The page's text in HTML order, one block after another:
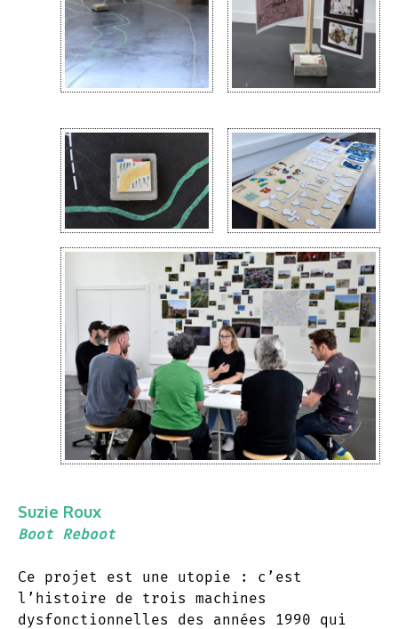
Suzie Roux
Boot Reboot
Ce projet est une utopie : c’est
l’histoire de trois machines
dysfonctionnelles des années 1990 qui